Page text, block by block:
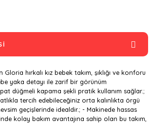
hırkalı kız bebek takım, şıklığı ve konforu
yaka detayı ile zarif bir görünüm
pat düğmeli kapama şekli pratik kullanım sağlar.;
tercih edebileceğiniz orta kalınlıkta örgü
geçişlerinde idealdir.; - Makinede hassas
kolay bakım avantajına sahip olan bu takım,